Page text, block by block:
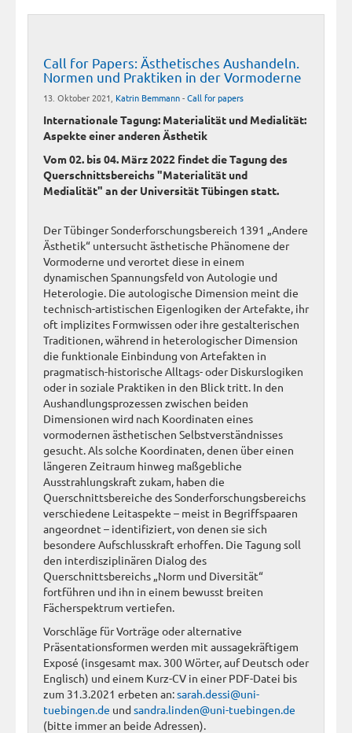
Call for Papers: Ästhetisches Aushandeln.
Normen und Praktiken in der Vormoderne
13. Oktober 2021, Katrin Bemmann-Call for papers
Internationale Tagung: Materialität und Medialität:
Aspekte einer anderen Ästhetik
Vom 02. bis 04. März 2022 findet die Tagung des
Querschnittsbereichs "Materialität und
Medialität" an der Universität Tübingen statt.
Der Tübinger Sonderforschungsbereich 1391 „Andere
Ästhetik“ untersucht ästhetische Phänomene der
Vormoderne und verortet diese in einem
dynamischen Spannungsfeld von Autologie und
Heterologie. Die autologische Dimension meint die
technisch-artistischen Eigenlogiken der Artefakte, ihr
oft implizites Formwissen oder ihre gestalterischen
Traditionen, während in heterologischer Dimension
die funktionale Einbindung von Artefakten in
pragmatisch-historische Alltags- oder Diskurslogiken
oder in soziale Praktiken in den Blick tritt. In den
Aushandlungsprozessen zwischen beiden
Dimensionen wird nach Koordinaten eines
vormodernen ästhetischen Selbstverständnisses
gesucht. Als solche Koordinaten, denen über einen
längeren Zeitraum hinweg maßgebliche
Ausstrahlungskraft zukam, haben die
Querschnittsbereiche des Sonderforschungsbereichs
verschiedene Leitaspekte – meist in Begriffspaaren
angeordnet – identifiziert, von denen sie sich
besondere Aufschlusskraft erhoffen. Die Tagung soll
den interdisziplinären Dialog des
Querschnittsbereichs „Norm und Diversität“
fortführen und ihn in einem bewusst breiten
Fächerspektrum vertiefen.
Vorschläge für Vorträge oder alternative
Präsentationsformen werden mit aussagekräftigem
Exposé (insgesamt max. 300 Wörter, auf Deutsch oder
Englisch) und einem Kurz-CV in einer PDF-Datei bis
zum 31.3.2021 erbeten an:sarah.dessi@uni-
tuebingen.de undsandra.linden@uni-tuebingen.de
(bitte immer an beide Adressen).